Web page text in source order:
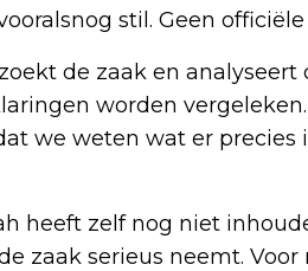
stil. Geen
de zaak en
worden
we weten wat er precies
heeft zelf nog niet
zaak serieus neemt.